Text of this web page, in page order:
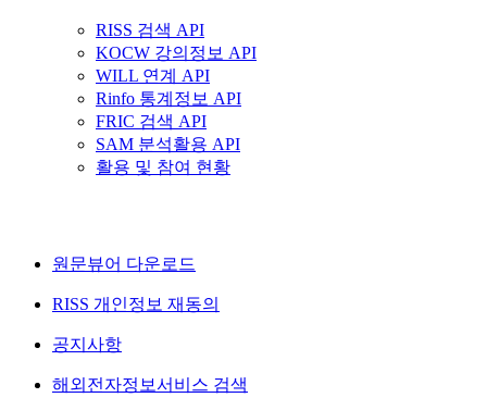
RISS 검색 API
KOCW 강의정보 API
WILL 연계 API
Rinfo 통계정보 API
FRIC 검색 API
SAM 분석활용 API
활용 및 참여 현황
원문뷰어 다운로드
RISS 개인정보 재동의
공지사항
해외전자정보서비스 검색